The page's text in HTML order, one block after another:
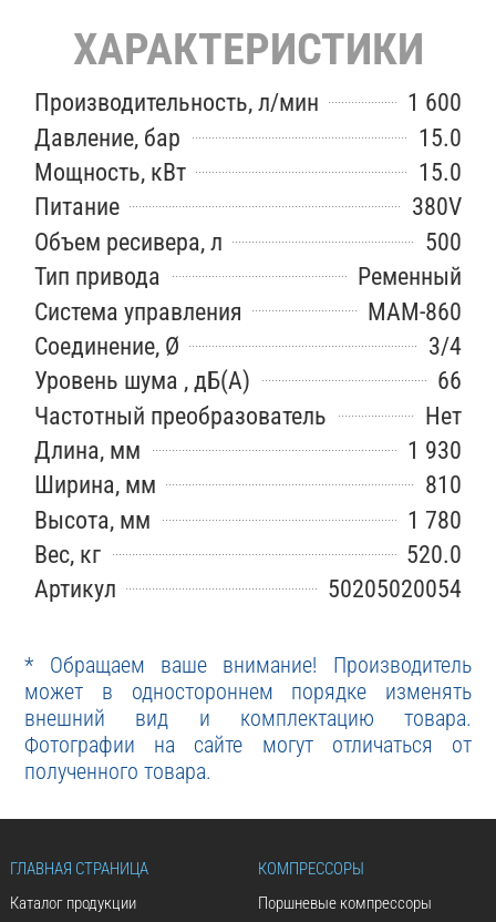
ХАРАКТЕРИСТИКИ
Производительность, л/мин
1 600
Давление, бар
15.0
Мощность, кВт
15.0
Питание
380V
Объем ресивера, л
500
Тип привода
Ременный
Система управления
MAM-860
Соединение, Ø
3/4
Уровень шума , дБ(А)
66
Частотный преобразователь
Нет
Длина, мм
1 930
Ширина, мм
810
Высота, мм
1 780
Вес, кг
520.0
Артикул
50205020054
* Обращаем ваше внимание! Производитель
может в одностороннем порядке изменять
внешний вид и комплектацию товара.
Фотографии на сайте могут отличаться от
полученного товара.
ГЛАВНАЯ СТРАНИЦА
Каталог продукции
КОМПРЕССОРЫ
Поршневые компрессоры